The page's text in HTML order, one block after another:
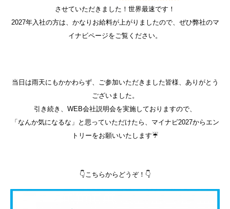
させていただきました！世界最速です！
2027年入社の方は、かなりお給料が上がりましたので、ぜひ弊社のマ
イナビページをご覧ください。
当日は雨天にもかかわらず、ご参加いただきました皆様、ありがとう
ございました。
引き続き、WEB会社説明会を実施しておりますので、
「なんか気になるな」と思っていただけたら、マイナビ2027からエン
トリーをお願いいたします☔
👇こちらからどうぞ！👇